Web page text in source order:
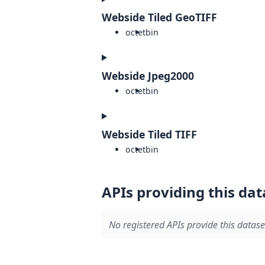
Webside Tiled GeoTIFF
octetbin
Webside Jpeg2000
octetbin
Webside Tiled TIFF
octetbin
APIs providing this
No registered APIs provide this